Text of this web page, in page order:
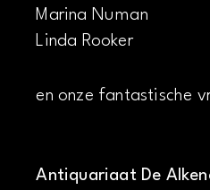
Marina Numan
Linda Rooker
en onze fantastische
Antiquariaat De